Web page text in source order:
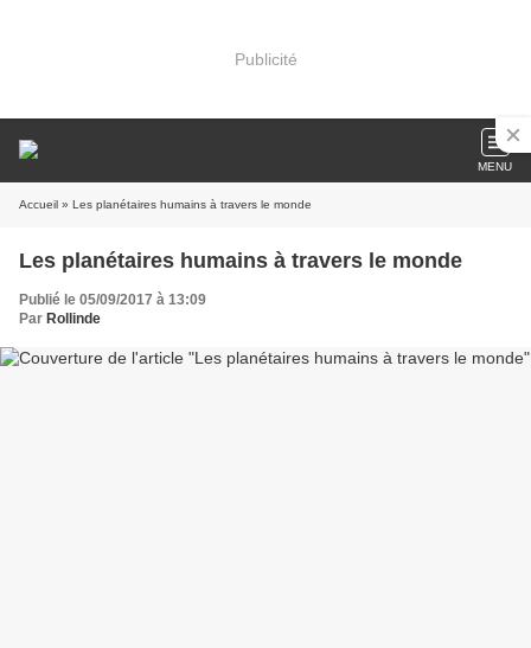
Publicité
MENU
Accueil » Les planétaires humains à travers le monde
Les planétaires humains à travers le monde
Publié le 05/09/2017 à 13:09
Par Rollinde